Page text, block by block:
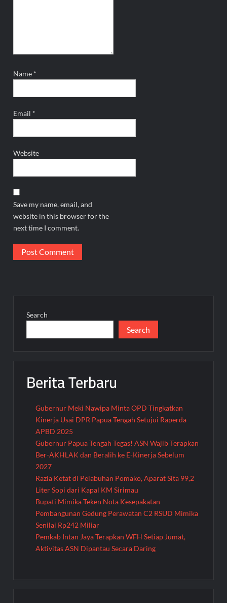
Name *
Email *
Website
Save my name, email, and
website in this browser for the
next time I comment.
Search
Search
Berita Terbaru
Gubernur Meki Nawipa Minta OPD Tingkatkan
Kinerja Usai DPR Papua Tengah Setujui Raperda
APBD 2025
Gubernur Papua Tengah Tegas! ASN Wajib Terapkan
Ber-AKHLAK dan Beralih ke E-Kinerja Sebelum
2027
Razia Ketat di Pelabuhan Pomako, Aparat Sita 99,2
Liter Sopi dari Kapal KM Sirimau
Bupati Mimika Teken Nota Kesepakatan
Pembangunan Gedung Perawatan C2 RSUD Mimika
Senilai Rp242 Miliar
Pemkab Intan Jaya Terapkan WFH Setiap Jumat,
Aktivitas ASN Dipantau Secara Daring